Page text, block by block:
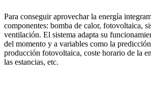
Para conseguir aprovechar la energía
componentes: bomba de calor, fotovoltaica,
ventilación. El sistema adapta su
del momento y a variables como la
producción fotovoltaica, coste horario de la
las estancias, etc.